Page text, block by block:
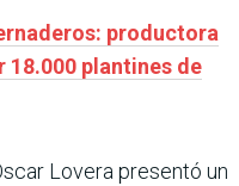
productora
plantines de
Lovera presentó un